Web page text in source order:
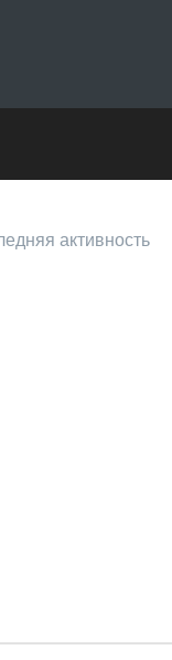
активность